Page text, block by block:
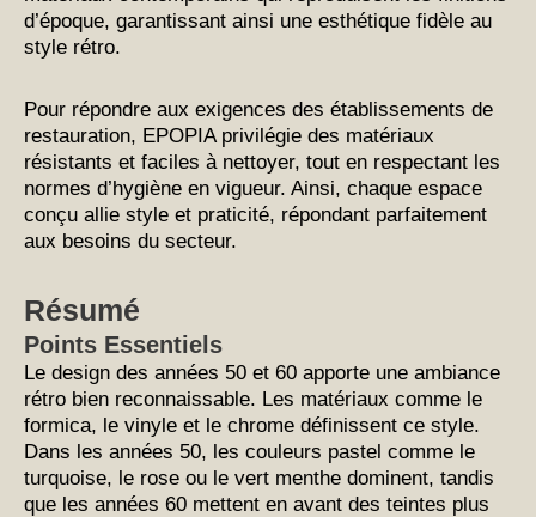
d’époque, garantissant ainsi une esthétique fidèle au
style rétro.
Pour répondre aux exigences des établissements de
restauration, EPOPIA privilégie des matériaux
résistants et faciles à nettoyer, tout en respectant les
normes d’hygiène en vigueur. Ainsi, chaque espace
conçu allie style et praticité, répondant parfaitement
aux besoins du secteur.
Résumé
Points Essentiels
Le design des années 50 et 60 apporte une ambiance
rétro bien reconnaissable. Les matériaux comme le
formica, le vinyle et le chrome définissent ce style.
Dans les années 50, les couleurs pastel comme le
turquoise, le rose ou le vert menthe dominent, tandis
que les années 60 mettent en avant des teintes plus